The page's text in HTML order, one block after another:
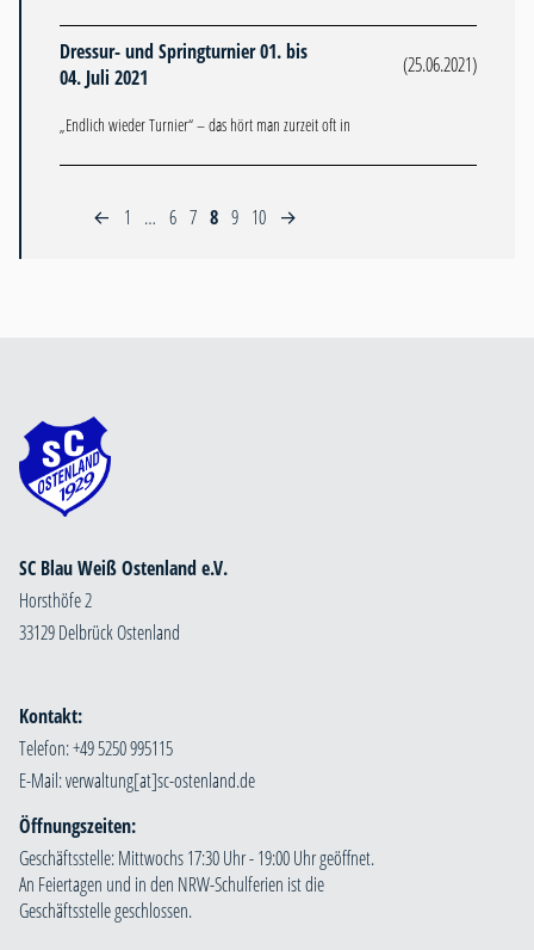
Dressur- und Springturnier 01. bis
04. Juli 2021
(25.06.2021)
„Endlich wieder Turnier“ – das hört man zurzeit oft in
← 1 … 6 7 8 9 10 →
SC Blau Weiß Ostenland e.V.
Horsthöfe 2
33129 Delbrück Ostenland
Kontakt:
Telefon: +49 5250 995115
E-Mail:
Öffnungszeiten:
Geschäftsstelle: Mittwochs 17:30 Uhr - 19:00 Uhr geöffnet.
An Feiertagen und in den NRW-Schulferien ist die
Geschäftsstelle geschlossen.